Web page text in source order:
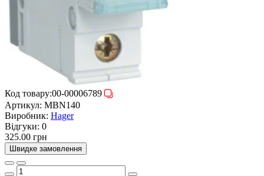
Код товару:00-00006789
Артикул: MBN140
Виробник: Hager
Відгуки: 0
325.00 грн
Швидке замовлення